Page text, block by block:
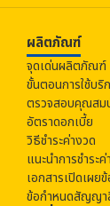
ผลิตภัณฑ์
จุดเด่นผลิตภัณฑ์
ขั้นตอนการใช้บริ
ตรวจสอบคุณสม
อัตราดอกเบี้ย
วิธีชำระค่างวด
แนะนำการชำระ
เอกสารเปิดเผ
ข้อกำหนดสัญญา